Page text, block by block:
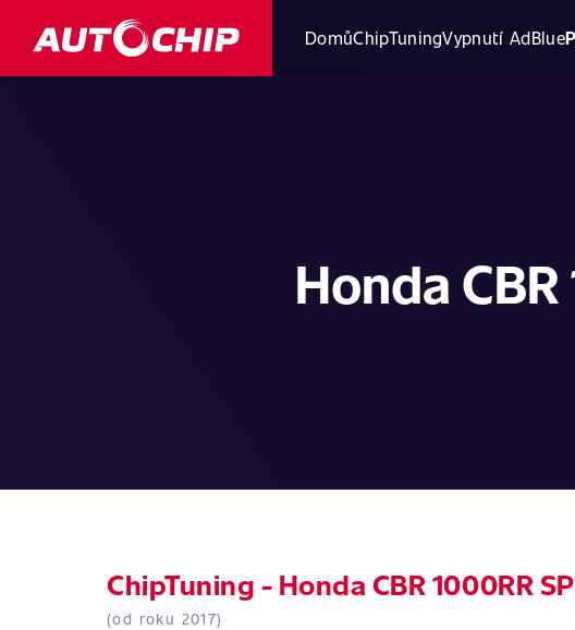
DomůChipTuningVypnutí AdBlue
Honda CBR
ChipTuning - Honda CBR 1000RR
(od roku 2017)